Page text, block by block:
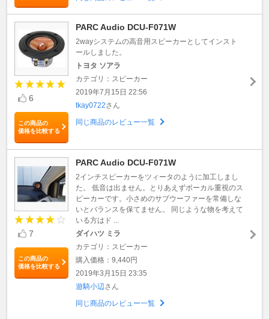
6
この商品の
価格を比較する
PARC Audio DCU-F071W
2wayシステムの高音用スピーカーとしてインスト
ールしました。
トヨタ ソアラ
カテゴリ：スピーカー
2019年7月15日 22:56
tkay0722さん
同じ商品のレビュー一覧
7
この商品の
価格を比較する
PARC Audio DCU-F071W
2インチスピーカーをツィータのように加工しまし
た。 低音は出ません。とりあえずボーカル重視のス
ピーカーです。小さめのサブウーファーを常備しな
いとバランスを保てません。 同じような物を考えて
いる方はド ...
ダイハツ ミラ
カテゴリ：スピーカー
購入価格：9,440円
2019年3月15日 23:35
遊騎小辺さん
同じ商品のレビュー一覧